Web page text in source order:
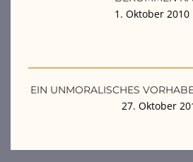
1. Oktober 2010
EIN UNMORALISCHES
27. Oktober